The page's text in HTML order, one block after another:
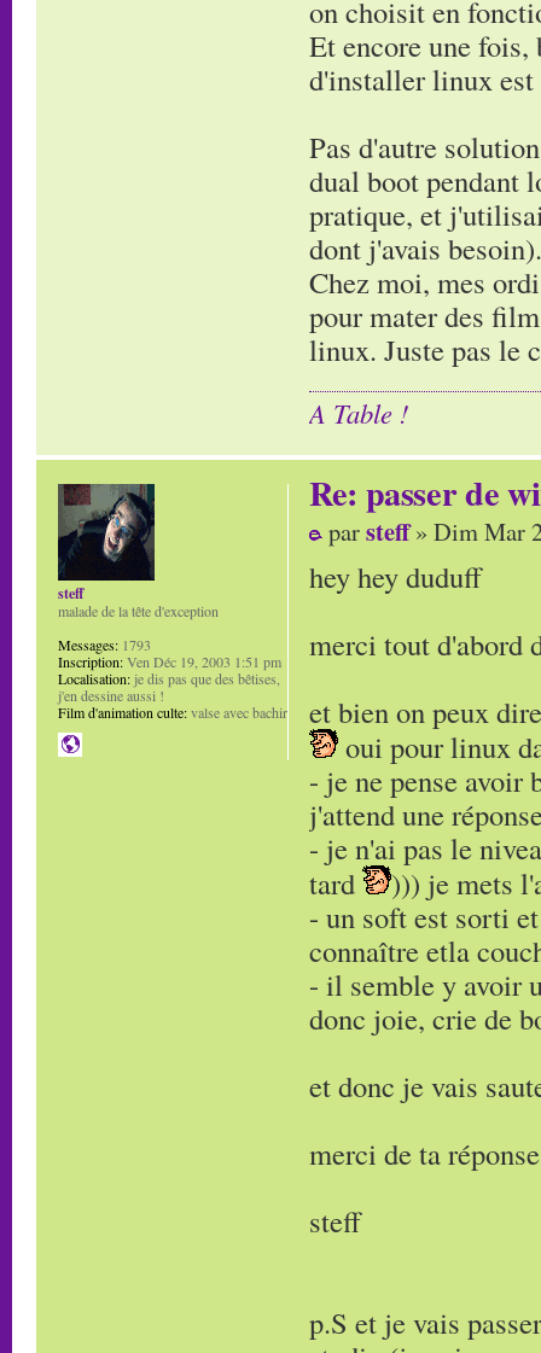
on choisit en
Et encore une
d'installer linux est
Pas d'autre
dual boot pendant
pratique, et
dont j'avais besoin).
Chez moi, mes
pour mater des
linux. Juste pas le
A Table !
Re: passer de
parsteff» Dim Mar
hey hey duduff
merci tout d'abord
et bien on peux
oui pour linux
- je ne pense avoir
j'attend une
- je n'ai pas le
tard
))) je mets
- un soft est sorti
connaître etla
- il semble y avoir
donc joie, crie de
et donc je vais
merci de ta réponse
steff
p.S et je vais
steff
malade de la tête d'exception
Messages: 1793
Inscription:Ven Déc 19, 2003 1:51 pm
Localisation: je dis pas que des bêtises,
j'en dessine aussi !
Film d'animation culte:valse avec bachir